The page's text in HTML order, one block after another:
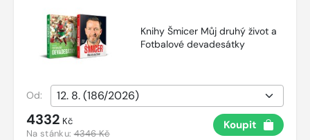
Knihy Šmicer Můj druhý život a
Fotbalové devadesátky
Od:
4332 Kč
Na stánku:4346 Kč
Koupit